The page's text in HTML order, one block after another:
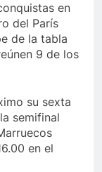
en
del París
de la tabla
9 de los
su sexta
semifinal
en el